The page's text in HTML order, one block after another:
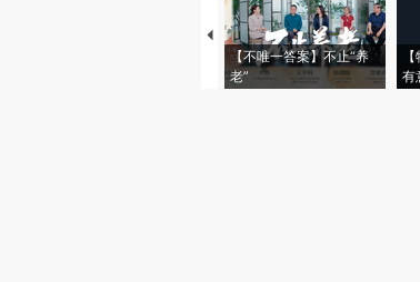
【不唯一答案】不止“养
老”
有